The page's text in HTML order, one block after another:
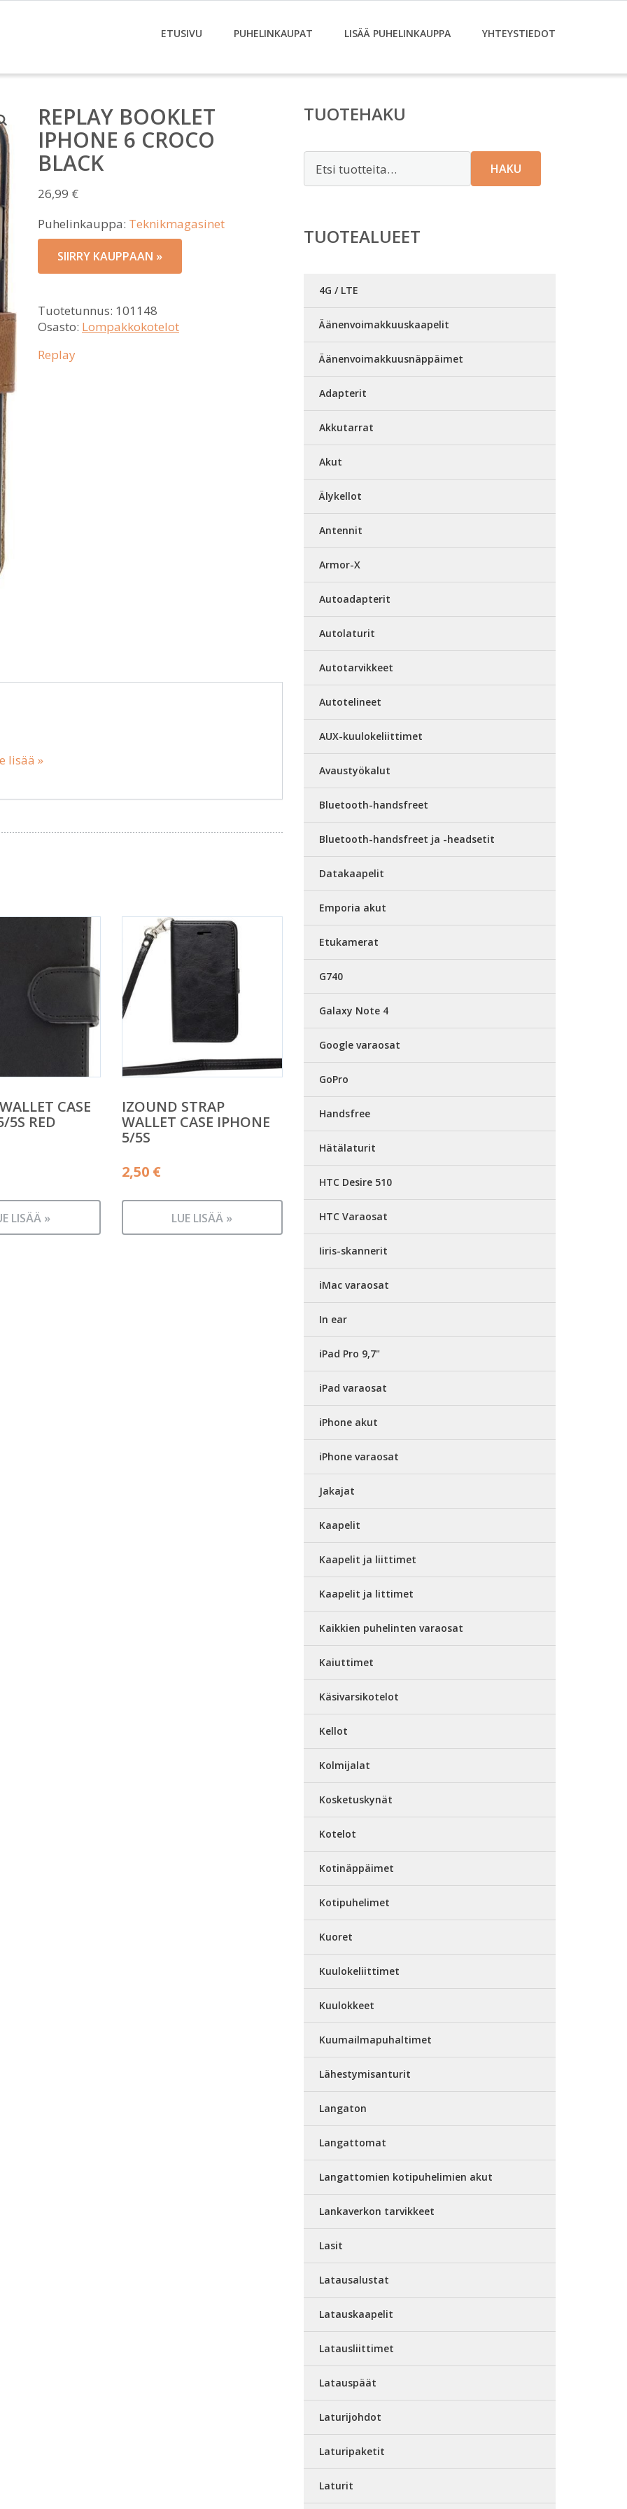
ETUSIVU PUHELINKAUPAT LISÄÄ PUHELINKAUPPA YHTEYSTIEDOT
REPLAY BOOKLET
IPHONE 6 CROCO
BLACK
26,99 €
Puhelinkauppa: Teknikmagasinet
SIIRRY KAUPPAAN »
Tuotetunnus: 101148
Osasto: Lompakkokotelot
Replay
lisää »
CASE
5S RED
LISÄÄ »
IZOUND STRAP
WALLET CASE IPHONE
5/5S
2,50 €
LUE LISÄÄ »
TUOTEHAKU
HAKU
TUOTEALUEET
4G / LTE
Äänenvoimakkuuskaapelit
Äänenvoimakkuusnäppäimet
Adapterit
Akkutarrat
Akut
Älykellot
Antennit
Armor-X
Autoadapterit
Autolaturit
Autotarvikkeet
Autotelineet
AUX-kuulokeliittimet
Avaustyökalut
Bluetooth-handsfreet
Bluetooth-handsfreet ja -headsetit
Datakaapelit
Emporia akut
Etukamerat
G740
Galaxy Note 4
Google varaosat
GoPro
Handsfree
Hätälaturit
HTC Desire 510
HTC Varaosat
Iiris-skannerit
iMac varaosat
In ear
iPad Pro 9,7"
iPad varaosat
iPhone akut
iPhone varaosat
Jakajat
Kaapelit
Kaapelit ja liittimet
Kaapelit ja littimet
Kaikkien puhelinten varaosat
Kaiuttimet
Käsivarsikotelot
Kellot
Kolmijalat
Kosketuskynät
Kotelot
Kotinäppäimet
Kotipuhelimet
Kuoret
Kuulokeliittimet
Kuulokkeet
Kuumailmapuhaltimet
Lähestymisanturit
Langaton
Langattomat
Langattomien kotipuhelimien akut
Lankaverkon tarvikkeet
Lasit
Latausalustat
Latauskaapelit
Latausliittimet
Latauspäät
Laturijohdot
Laturipaketit
Laturit